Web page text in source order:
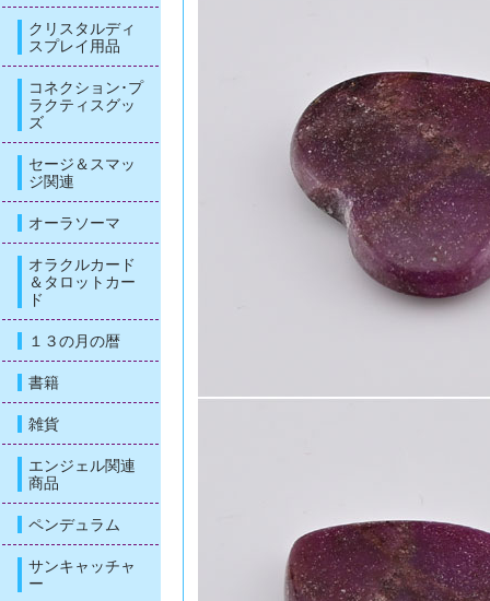
クリスタルディ
スプレイ用品
コネクション･プ
ラクティスグッ
ズ
セージ＆スマッ
ジ関連
オーラソーマ
オラクルカード
＆タロットカー
ド
１３の月の暦
書籍
雑貨
エンジェル関連
商品
ペンデュラム
サンキャッチャ
ー